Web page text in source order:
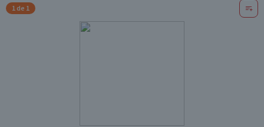
1 de 1